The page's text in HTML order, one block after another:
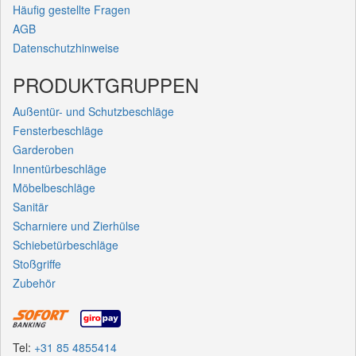
Häufig gestellte Fragen
AGB
Datenschutzhinweise
PRODUKTGRUPPEN
Außentür- und Schutzbeschläge
Fensterbeschläge
Garderoben
Innentürbeschläge
Möbelbeschläge
Sanitär
Scharniere und Zierhülse
Schiebetürbeschläge
Stoßgriffe
Zubehör
Tel: +31 85 4855414